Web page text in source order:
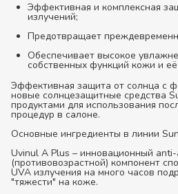
Эффективная и комплексная
излучений;
Предотвращает
Обеспечивает высокое
собственных функций кожи и
Эффективная защита от солнца с
новые солнцезащитные средства
продуктами для использования
процедур в салоне.
Основные ингредиенты в линии
Uvinul A Plus – инновационный
(противовозрастной) компонент
UVA излучения на много часов
"тяжести" на коже.